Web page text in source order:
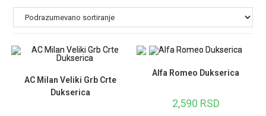
AC Milan Veliki Grb Crte
Dukserica
Alfa Romeo Dukserica
2,590 RSD